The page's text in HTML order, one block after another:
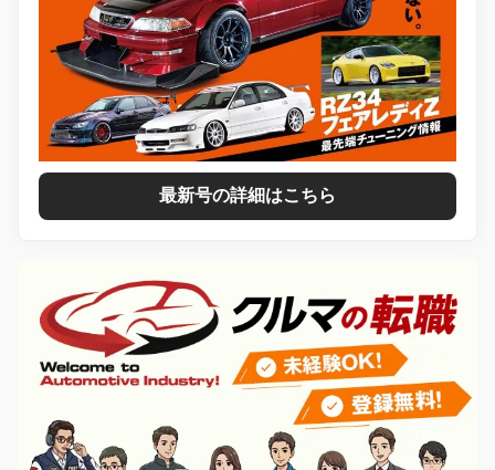
最新号の詳細はこちら